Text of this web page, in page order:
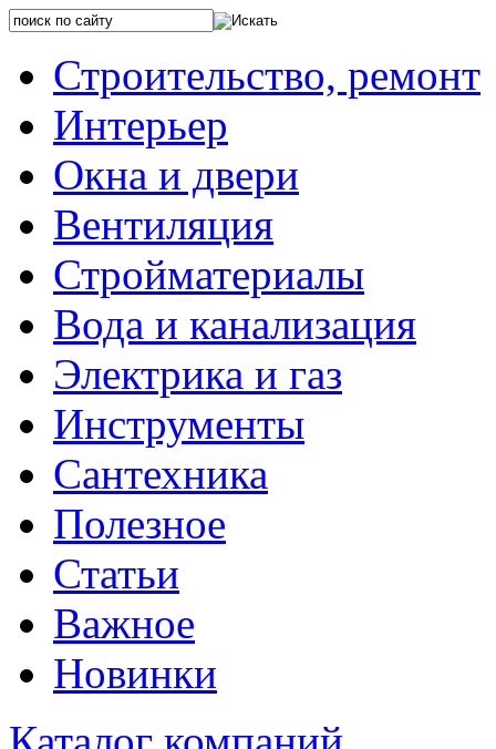
Строительство, ремонт
Интерьер
Окна и двери
Вентиляция
Стройматериалы
Вода и канализация
Электрика и газ
Инструменты
Сантехника
Полезное
Статьи
Важное
Новинки